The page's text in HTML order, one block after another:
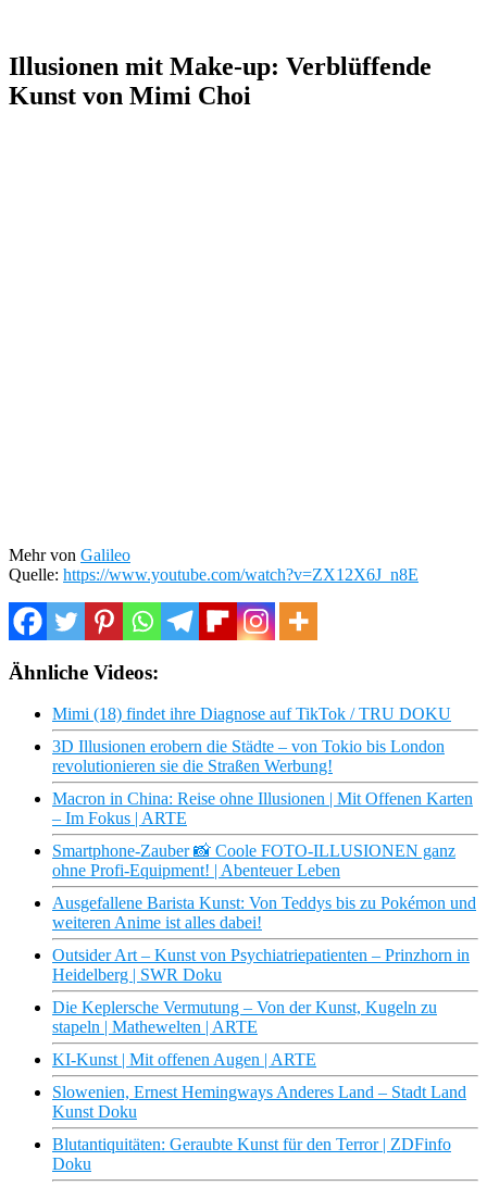
Illusionen mit Make-up: Verblüffende
Kunst von Mimi Choi
Mehr von Galileo
Quelle: https://www.youtube.com/watch?v=ZX12X6J_n8E
Ähnliche Videos:
Mimi (18) findet ihre Diagnose auf TikTok / TRU DOKU
3D Illusionen erobern die Städte – von Tokio bis London
revolutionieren sie die Straßen Werbung!
Macron in China: Reise ohne Illusionen | Mit Offenen Karten
– Im Fokus | ARTE
Smartphone-Zauber 📸 Coole FOTO-ILLUSIONEN ganz
ohne Profi-Equipment! | Abenteuer Leben
Ausgefallene Barista Kunst: Von Teddys bis zu Pokémon und
weiteren Anime ist alles dabei!
Outsider Art – Kunst von Psychiatriepatienten – Prinzhorn in
Heidelberg | SWR Doku
Die Keplersche Vermutung – Von der Kunst, Kugeln zu
stapeln | Mathewelten | ARTE
KI-Kunst | Mit offenen Augen | ARTE
Slowenien, Ernest Hemingways Anderes Land – Stadt Land
Kunst Doku
Blutantiquitäten: Geraubte Kunst für den Terror | ZDFinfo
Doku